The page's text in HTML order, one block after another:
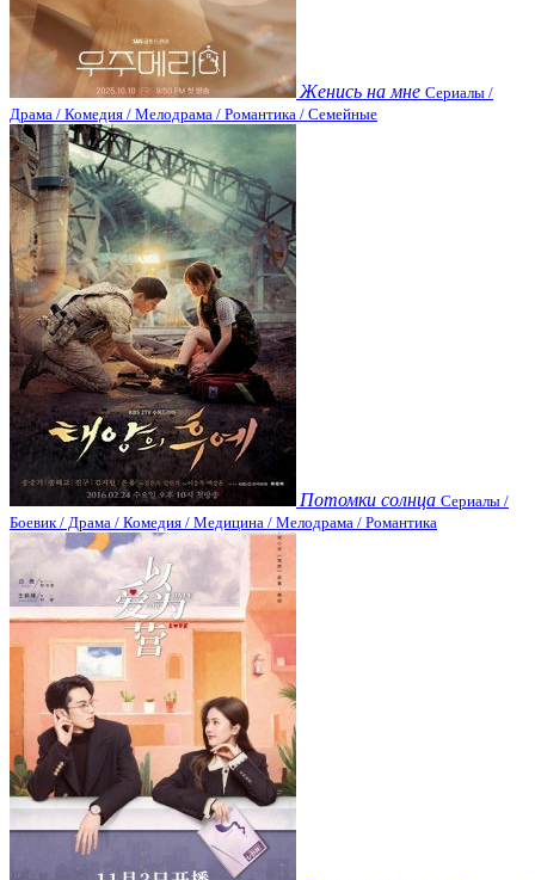
Женись на мне Сериалы /
Драма / Комедия / Мелодрама / Романтика / Семейные
Потомки солнца Сериалы /
Боевик / Драма / Комедия / Медицина / Мелодрама / Романтика